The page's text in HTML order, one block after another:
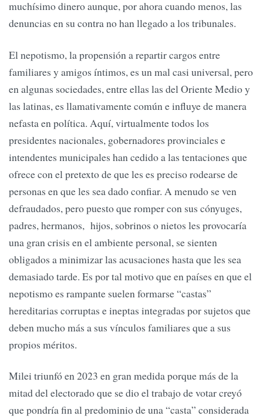
muchísimo dinero aunque, por ahora cuando menos, las
denuncias en su contra no han llegado a los tribunales.
El nepotismo, la propensión a repartir cargos entre
familiares y amigos íntimos, es un mal casi universal, pero
en algunas sociedades, entre ellas las del Oriente Medio y
las latinas, es llamativamente común e influye de manera
nefasta en política. Aquí, virtualmente todos los
presidentes nacionales, gobernadores provinciales e
intendentes municipales han cedido a las tentaciones que
ofrece con el pretexto de que les es preciso rodearse de
personas en que les sea dado confiar. A menudo se ven
defraudados, pero puesto que romper con sus cónyuges,
padres, hermanos, hijos, sobrinos o nietos les provocaría
una gran crisis en el ambiente personal, se sienten
obligados a minimizar las acusaciones hasta que les sea
demasiado tarde. Es por tal motivo que en países en que el
nepotismo es rampante suelen formarse “castas”
hereditarias corruptas e ineptas integradas por sujetos que
deben mucho más a sus vínculos familiares que a sus
propios méritos.
Milei triunfó en 2023 en gran medida porque más de la
mitad del electorado que se dio el trabajo de votar creyó
que pondría fin al predominio de una “casta” considerada